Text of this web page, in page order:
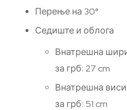
Перење на 30°
Седиште и облога
Внатрешна
за грб: 27 cm
Внатрешна
за грб: 51 ​​cm